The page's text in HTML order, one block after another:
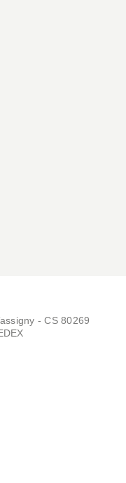
- CS 80269